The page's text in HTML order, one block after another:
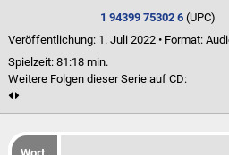
1 94399 75302 6 (UPC)
Veröffentlichung: 1. Juli 2022 • Format:
Spielzeit:81:18 min.
Weitere Folgen dieser Serie auf CD: